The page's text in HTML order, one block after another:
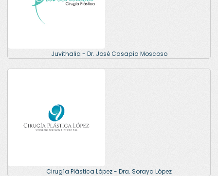
Juvithalia - Dr. José Casapía Moscoso
Cirugía Plástica López - Dra. Soraya López